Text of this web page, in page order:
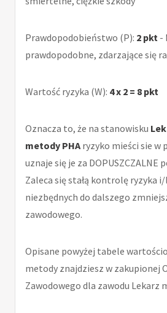
Prawdopodobieństwo (P): 2 pkt -
prawdopodobne, zdarzające się
Wartość ryzyka (W): 4 x 2 = 8 pkt
Oznacza to, że na stanowisku
metody PHA ryzyko mieści sie w
uznaje się je za DOPUSZCZALNE
Zaleca się stałą kontrolę ryzyka
niezbędnych do dalszego
zawodowego.
Opisane powyżej tabele
metody znajdziesz w zakupionej
Zawodowego dla zawodu Lekarz